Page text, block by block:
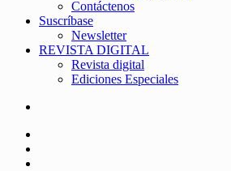
Contáctenos
Suscríbase
Newsletter
REVISTA DIGITAL
Revista digital
Ediciones Especiales